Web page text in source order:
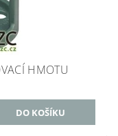
HMOTU